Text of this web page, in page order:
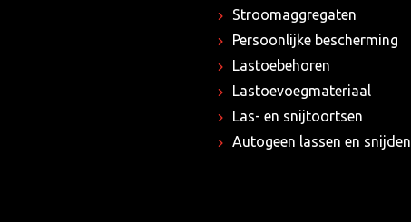
Stroomaggregaten
Persoonlijke bescherming
Lastoebehoren
Lastoevoegmateriaal
Las- en snijtoortsen
Autogeen lassen en snijden